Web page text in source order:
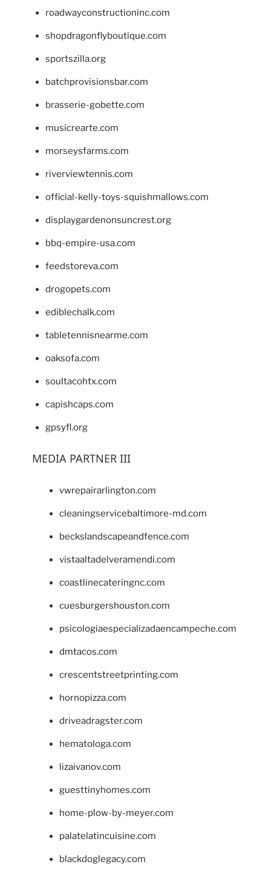
roadwayconstructioninc.com
shopdragonflyboutique.com
sportszilla.org
batchprovisionsbar.com
brasserie-gobette.com
musicrearte.com
morseysfarms.com
riverviewtennis.com
official-kelly-toys-squishmallows.com
displaygardenonsuncrest.org
bbq-empire-usa.com
feedstoreva.com
drogopets.com
ediblechalk.com
tabletennisnearme.com
oaksofa.com
soultacohtx.com
capishcaps.com
gpsyfl.org
MEDIA PARTNER III
vwrepairarlington.com
cleaningservicebaltimore-md.com
beckslandscapeandfence.com
vistaaltadelveramendi.com
coastlinecateringnc.com
cuesburgershouston.com
psicologiaespecializadaencampeche.com
dmtacos.com
crescentstreetprinting.com
hornopizza.com
driveadragster.com
hematologa.com
lizaivanov.com
guesttinyhomes.com
home-plow-by-meyer.com
palatelatincuisine.com
blackdoglegacy.com